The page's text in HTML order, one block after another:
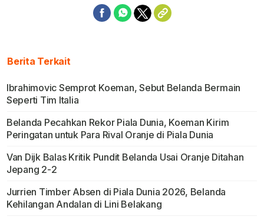
Berita Terkait
Ibrahimovic Semprot Koeman, Sebut Belanda Bermain
Seperti Tim Italia
Belanda Pecahkan Rekor Piala Dunia, Koeman Kirim
Peringatan untuk Para Rival Oranje di Piala Dunia
Van Dijk Balas Kritik Pundit Belanda Usai Oranje Ditahan
Jepang 2-2
Jurrien Timber Absen di Piala Dunia 2026, Belanda
Kehilangan Andalan di Lini Belakang